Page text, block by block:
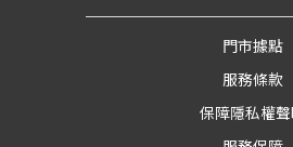
門市據點
服務條款
保障隱私權